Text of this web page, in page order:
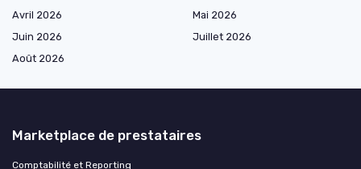
Avril 2026
Mai 2026
Juin 2026
Juillet 2026
Août 2026
Marketplace de prestataires
Comptabilité et Reporting